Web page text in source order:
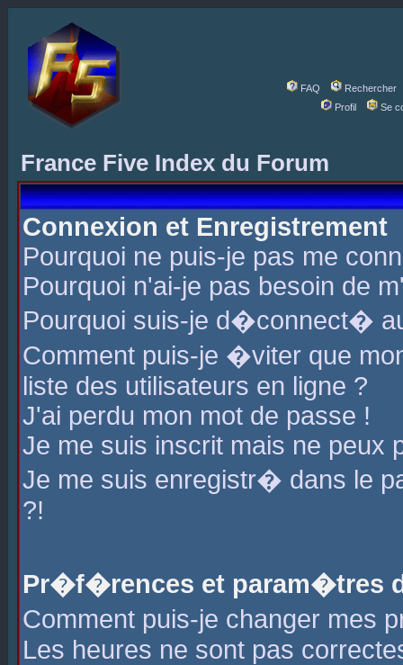
FAQ
Rechercher
Profil
Se
France Five Index du Forum
Connexion et Enregistrement
Pourquoi ne puis-je pas me
Pourquoi n'ai-je pas besoin de
Pourquoi suis-je d�connect�
Comment puis-je �viter que
liste des utilisateurs en ligne ?
J'ai perdu mon mot de passe !
Je me suis inscrit mais ne peux
Je me suis enregistr� dans le
?!
Pr�f�rences et param�tres
Comment puis-je changer mes
Les heures ne sont pas